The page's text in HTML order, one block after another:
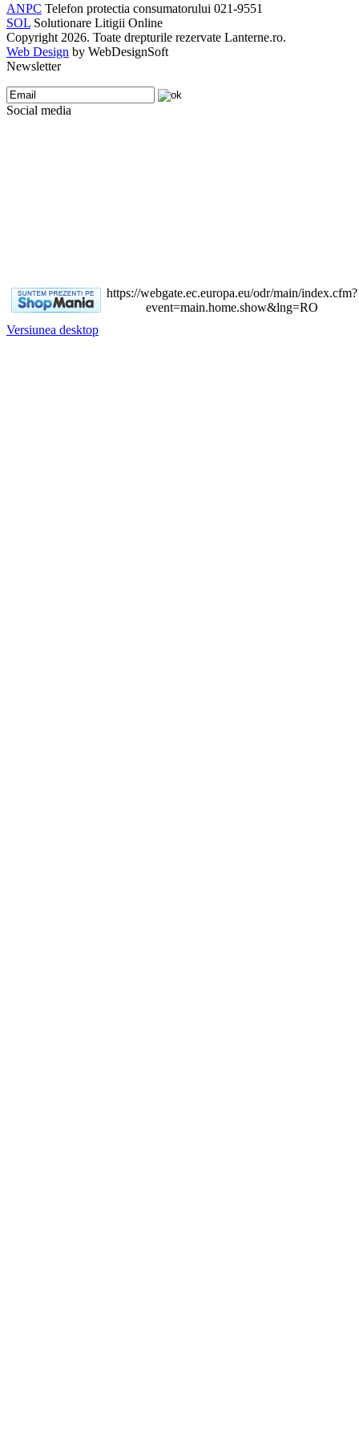
ANPC Telefon protectia consumatorului 021-9551
SOL Solutionare Litigii Online
Copyright 2026. Toate drepturile rezervate Lanterne.ro.
Web Design by WebDesignSoft
Newsletter
Social media
https://webgate.ec.europa.eu/odr/main/index.cfm?
event=main.home.show&lng=RO
Versiunea desktop